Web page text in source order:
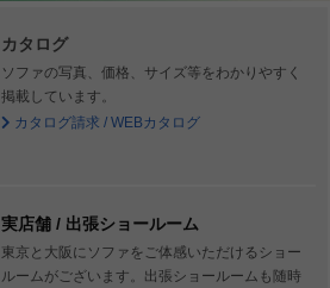
カタログ
ソファの写真、価格、サイズ等をわかりやすく
掲載しています。
カタログ請求 / WEBカタログ
実店舗 / 出張ショールーム
東京と大阪にソファをご体感いただけるショー
ルームがございます。出張ショールームも随時